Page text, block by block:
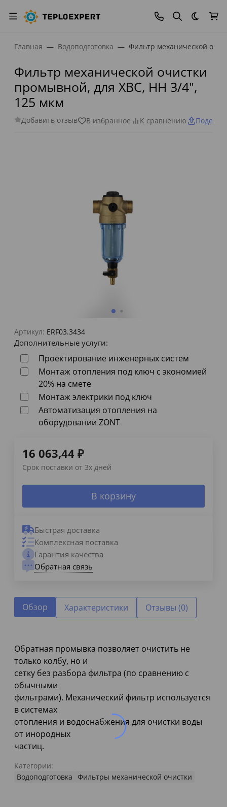
Темная
Главная Водоподготовка Фильтр механической
Фильтр механической очистки
промывной, для ХВС, НН 3/4",
125 мкм
Добавить отзыв В избранное К сравнению
Артикул: ERF03.3434
Дополнительные услуги:
Проектирование инженерных систем
Монтаж отопления под ключ с экономией
20% на смете
Монтаж электрики под ключ
Автоматизация отопления на
оборудовании ZONT
16 063,44 ₽
Срок поставки от 3х дней
В корзину
Быстрая доставка
Комплексная поставка
Гарантия качества
Обратная связь
Обзор Характеристики Отзывы (0)
Обратная промывка позволяет очистить не
только колбу, но и
сетку без разбора фильтра (по сравнению с
обычными
фильтрами). Механический фильтр используется
в системах
отопления и водоснабжения для очистки воды
от инородных
частиц.
Категории:
Водоподготовка Фильтры механической очистки